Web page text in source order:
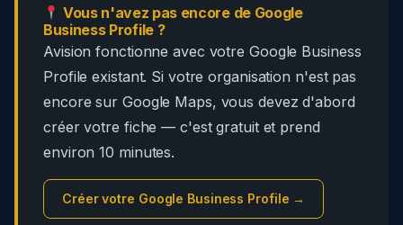
Vous n'avez pas encore de Google
Business Profile ?
Avision fonctionne avec votre Google Business
Profile existant. Si votre organisation n'est pas
encore sur Google Maps, vous devez d'abord
créer votre fiche — c'est gratuit et prend
environ 10 minutes.
Créer votre Google Business Profile →